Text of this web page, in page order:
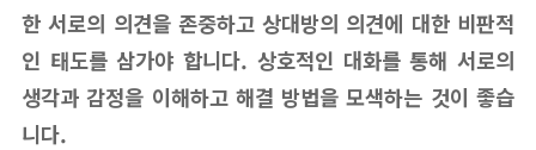
한 서로의 의견을 존중하고 상대방의 의견에 대한 비판적
인 태도를 삼가야 합니다. 상호적인 대화를 통해 서로의
생각과 감정을 이해하고 해결 방법을 모색하는 것이 좋습
니다.